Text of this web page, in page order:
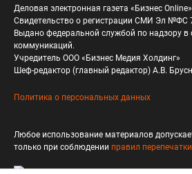
Деловая электронная газета «Бизнес
Свидетельство о регистрации СМИ Эл №ФС
Выдано федеральной службой по надзору в
коммуникаций.
Учредитель ООО «Бизнес Медия Холдинг»
Шеф-редактор (главный редактор) А.В.
Политика о персональных данных
Любое использование материалов
только при соблюдении правил перепечатки